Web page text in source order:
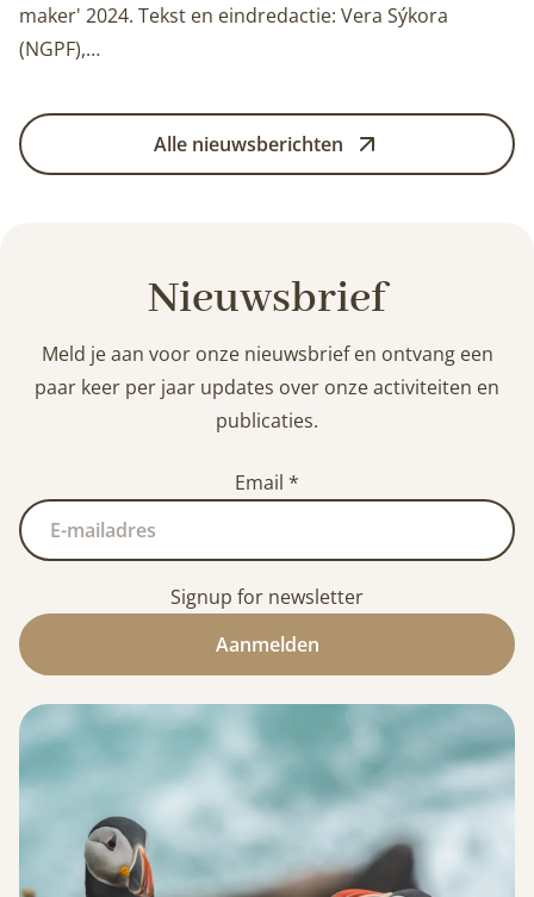
maker' 2024. Tekst en eindredactie: Vera Sýkora
(NGPF),…
Alle nieuwsberichten
Nieuwsbrief
Meld je aan voor onze nieuwsbrief en ontvang een
paar keer per jaar updates over onze activiteiten en
publicaties.
Email *
Signup for newsletter
Aanmelden